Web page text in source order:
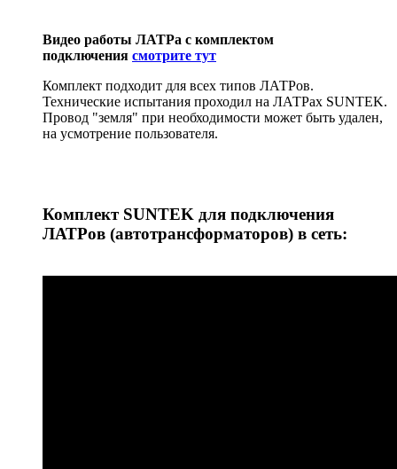
Видео работы ЛАТРа с комплектом
подключения смотрите тут
Комплект подходит для всех типов ЛАТРов.
Технические испытания проходил на ЛАТРах SUNTEK.
Провод "земля" при необходимости может быть удален,
на усмотрение пользователя.
Комплект SUNTEK для подключения
ЛАТРов (автотрансформаторов) в сеть: